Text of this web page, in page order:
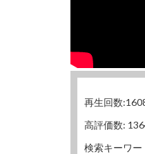
再生回数
高評価数:
検索キーワー